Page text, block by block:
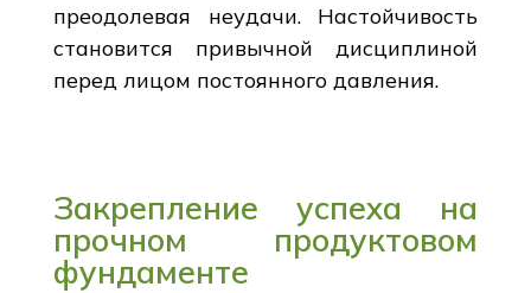
преодолевая неудачи. Настойчивость
становится привычной дисциплиной
перед лицом постоянного давления.
Закрепление успеха на
прочном продуктовом
фундаменте